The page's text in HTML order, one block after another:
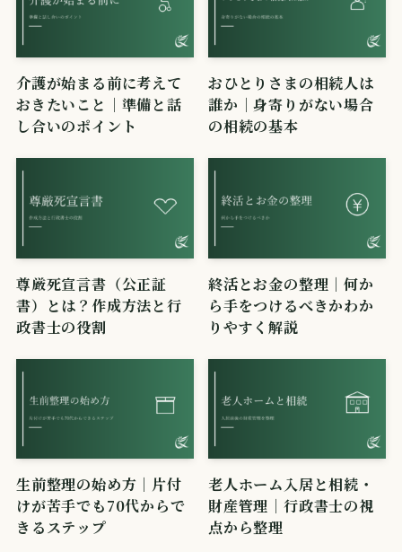
介護が始まる前に考えて
おきたいこと｜準備と話
し合いのポイント
おひとりさまの相続人は
誰か｜身寄りがない場合
の相続の基本
尊厳死宣言書（公正証
書）とは？作成方法と行
政書士の役割
終活とお金の整理｜何か
ら手をつけるべきかわか
りやすく解説
生前整理の始め方｜片付
けが苦手でも70代からで
きるステップ
老人ホーム入居と相続・
財産管理｜行政書士の視
点から整理